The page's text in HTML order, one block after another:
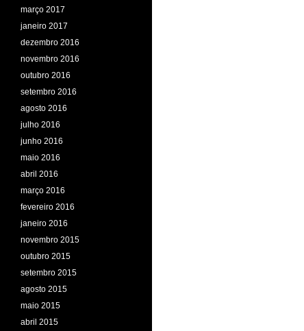
março 2017
janeiro 2017
dezembro 2016
novembro 2016
outubro 2016
setembro 2016
agosto 2016
julho 2016
junho 2016
maio 2016
abril 2016
março 2016
fevereiro 2016
janeiro 2016
novembro 2015
outubro 2015
setembro 2015
agosto 2015
maio 2015
abril 2015